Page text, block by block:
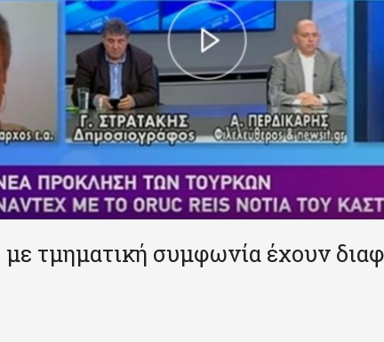
με τμηματική συμφωνία έχουν